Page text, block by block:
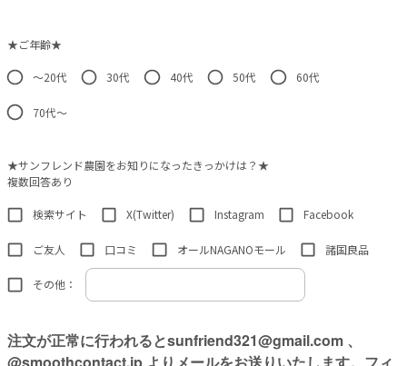
★ご年齢★
～20代 30代 40代 50代 60代
70代～
★サンフレンド農園をお知りになったきっかけは？★
複数回答あり
検索サイト X(Twitter) Instagram Facebook
ご友人 口コミ オールNAGANOモール 諸国良品
その他：
注文が正常に行われるとsunfriend321@gmail.com 、
@smoothcontact.jp よりメールをお送りいたします。フィ